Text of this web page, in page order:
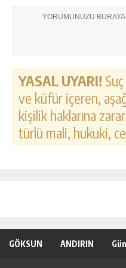
YASAL UYARI!
ve küfür içeren,
kişilik haklarına
türlü mali, hukuki,
GÖKSUN ANDIRIN